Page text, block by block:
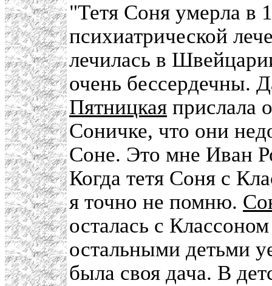
"Тетя Соня умерла в
психиатрической
лечилась в
очень бессердечны.
Пятницкая прислала
Соничке, что они
Соне. Это мне Иван
Когда тетя Соня с
я точно не помню.
осталась с
остальными детьми
была своя дача. В